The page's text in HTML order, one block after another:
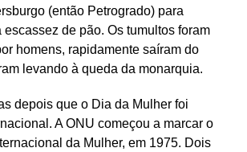
(então Petrogrado) para
escassez de pão. Os tumultos foram
homens, rapidamente saíram do
levando à queda da monarquia.
depois que o Dia da Mulher foi
A ONU começou a marcar o
da Mulher, em 1975. Dois